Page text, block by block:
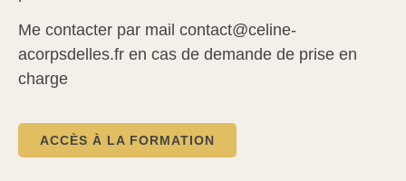
Me contacter par mail contact@celine-
acorpsdelles.fr en cas de demande de prise en
charge
ACCÈS À LA FORMATION